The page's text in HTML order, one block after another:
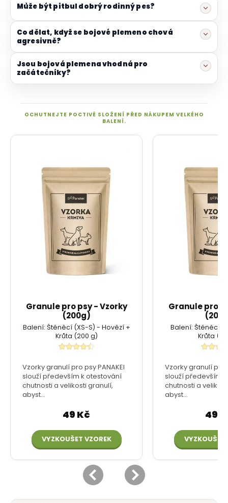
Může být pitbul dobrý rodinný pes?
Co dělat, když se bojové plemeno chová
agresivně?
Jsou bojová plemena vhodná pro
začátečníky?